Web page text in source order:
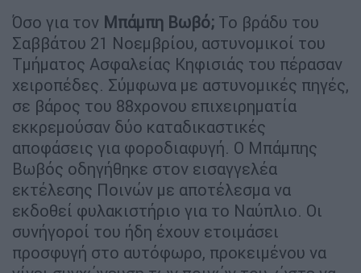
Όσο για τον Μπάμπη Βωβό; Το βράδυ του
Σαββάτου 21 Νοεμβρίου, αστυνομικοί του
Τμήματος Ασφαλείας Κηφισιάς του πέρασαν
χειροπέδες. Σύμφωνα με αστυνομικές πηγές,
σε βάρος του 88χρονου επιχειρηματία
εκκρεμούσαν δύο καταδικαστικές
αποφάσεις για φοροδιαφυγή. Ο Μπάμπης
Βωβός οδηγήθηκε στον εισαγγελέα
εκτέλεσης Ποινών με αποτέλεσμα να
εκδοθεί φυλακιστήριο για το Ναύπλιο. Οι
συνήγοροί του ήδη έχουν ετοιμάσει
προσφυγή στο αυτόφωρο, προκειμένου να